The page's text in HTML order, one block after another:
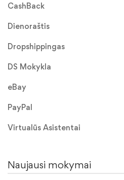
CashBack
Dienoraštis
Dropshippingas
DS Mokykla
eBay
PayPal
Virtualūs Asistentai
Naujausi mokymai